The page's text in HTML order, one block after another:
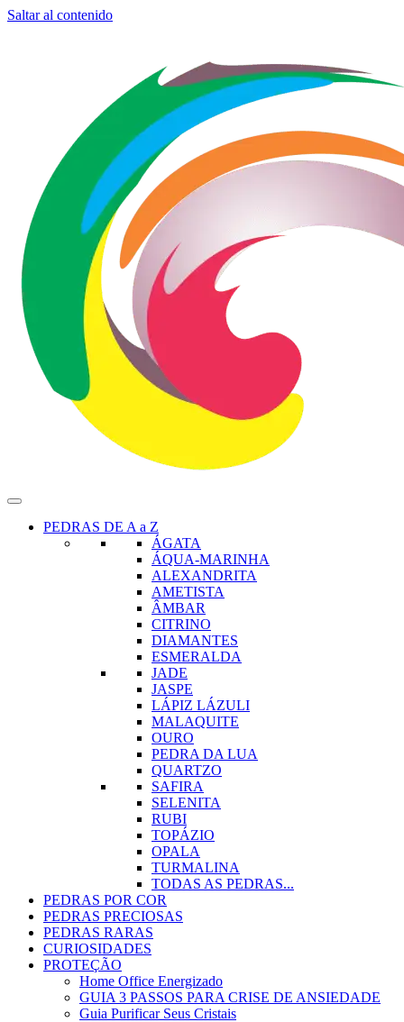
Saltar al contenido
PEDRAS DE A a Z
ÁGATA
ÁQUA-MARINHA
ALEXANDRITA
AMETISTA
ÂMBAR
CITRINO
DIAMANTES
ESMERALDA
JADE
JASPE
LÁPIZ LÁZULI
MALAQUITE
OURO
PEDRA DA LUA
QUARTZO
SAFIRA
SELENITA
RUBI
TOPÁZIO
OPALA
TURMALINA
TODAS AS PEDRAS...
PEDRAS POR COR
PEDRAS PRECIOSAS
PEDRAS RARAS
CURIOSIDADES
PROTEÇÃO
Home Office Energizado
GUIA 3 PASSOS PARA CRISE DE ANSIEDADE
Guia Purificar Seus Cristais